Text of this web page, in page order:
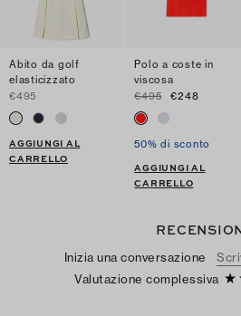
Abito da golf
elasticizzato
€495
AGGIUNGI AL
CARRELLO
Polo a coste in
viscosa
€495
€248
50% di sconto
AGGIUNGI AL
CARRELLO
Inizia una conversazione
Valutazione complessiva